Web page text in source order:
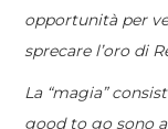
opportunità per
sprecare l’oro di
La “magia”
good to go sono